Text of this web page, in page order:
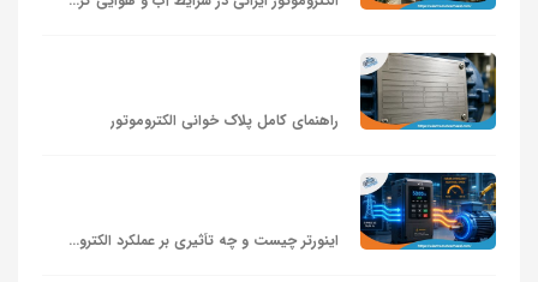
راهنمای کامل پلاک‌ خوانی الکتروموتور
اینورتر چیست و چه تأثیری بر عملکرد الکتروموتور دارد؟